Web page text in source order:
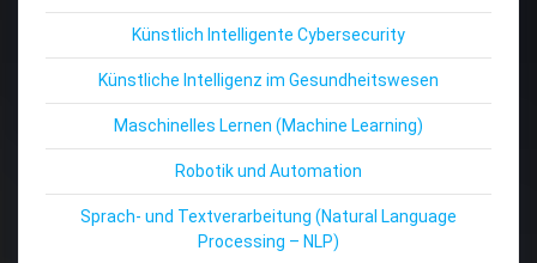
Künstlich Intelligente Cybersecurity
Künstliche Intelligenz im Gesundheitswesen
Maschinelles Lernen (Machine Learning)
Robotik und Automation
Sprach- und Textverarbeitung (Natural Language
Processing – NLP)